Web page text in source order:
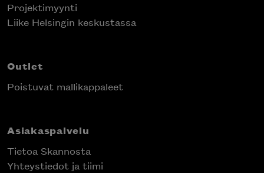
Projektimyynti
Liike Helsingin keskustassa
Outlet
Poistuvat mallikappaleet
Asiakaspalvelu
Tietoa Skannosta
Yhteystiedot ja tiimi